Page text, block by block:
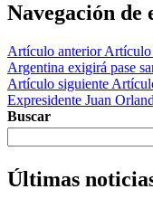
Navegación de
Artículo anterior Artículo
Argentina exigirá pase
Artículo siguiente
Expresidente Juan
Buscar
Últimas